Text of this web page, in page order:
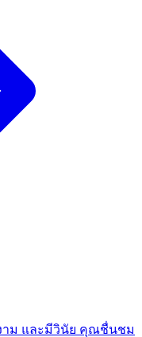
าม และมีวินัย คุณชื่นชม